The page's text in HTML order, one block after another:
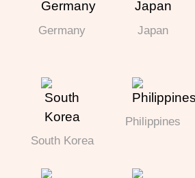
Germany
Japan
South Korea
Philippines